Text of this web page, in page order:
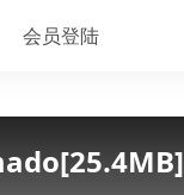
会员登陆